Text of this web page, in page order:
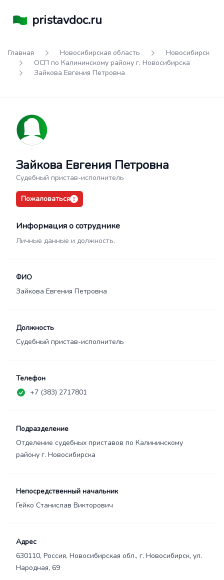
pristavdoc.ru
Главная Новосибирская область
Новосибирск
ОСП по Калининскому району г. Новосибирска
Зайкова Евгения Петровна
Зайкова Евгения Петровна
Судебный пристав-исполнитель
Пожаловаться
Информация о сотруднике
Личные данные и должность.
ФИО
Зайкова Евгения Петровна
Должность
Судебный пристав-исполнитель
Телефон
+7 (383) 2717801
Подразделение
Отделение судебных приставов по Калининскому
району г. Новосибирска
Непосредственный начальник
Гейко Станислав Викторович
Адрес
630110, Россия, Новосибирская обл., г. Новосибирск, ул.
Народная, 69